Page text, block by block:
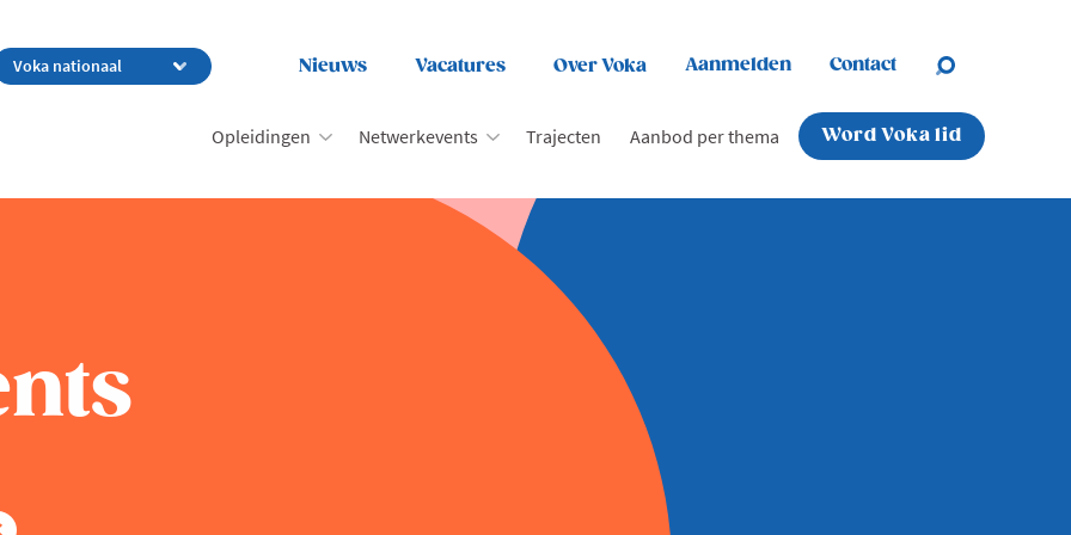
Nieuws Vacatures Over Voka Aanmelden Contact
Opleidingen Netwerkevents Trajecten Aanbod per thema Word Voka lid